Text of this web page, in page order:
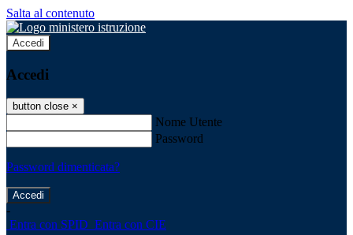
Salta al contenuto
Accedi
Accedi
button close ×
Nome Utente
Password
Password dimenticata?
-
Entra con SPID Entra con CIE